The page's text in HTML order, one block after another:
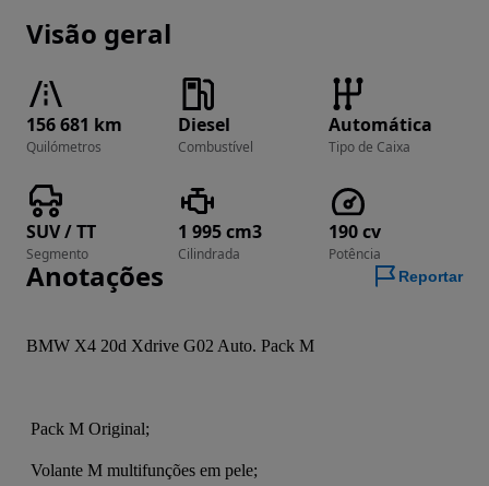
Visão geral
156 681 km
Quilómetros
Diesel
Combustível
Automática
Tipo de Caixa
SUV / TT
Segmento
1 995 cm3
Cilindrada
190 cv
Potência
Anotações Reportar
BMW X4 20d Xdrive G02 Auto. Pack M
Pack M Original;
Volante M multifunções em pele;